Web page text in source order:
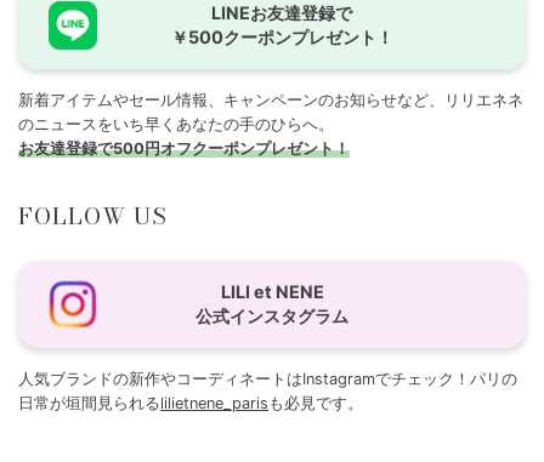
LINEお友達登録で
￥500クーポンプレゼント！
新着アイテムやセール情報、キャンペーンのお知らせなど、リリエネネ
のニュースをいち早くあなたの手のひらへ。
お友達登録で500円オフクーポンプレゼント！
FOLLOW US
LILI et NENE
公式インスタグラム
人気ブランドの新作やコーディネートはInstagramでチェック！パリの
日常が垣間見られるlilietnene_paris も必見です。